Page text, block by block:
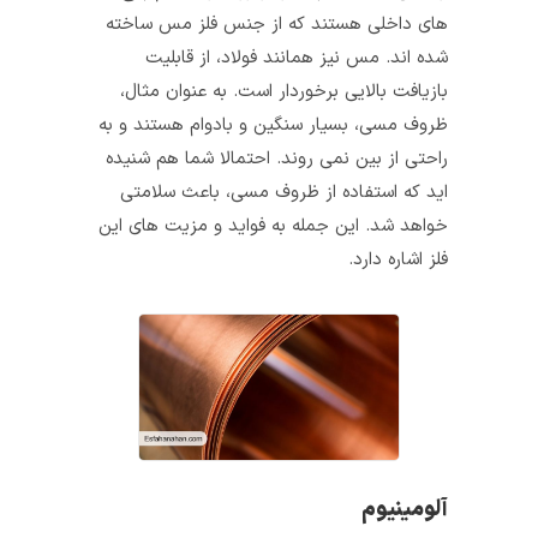
های داخلی هستند که از جنس فلز مس ساخته
شده‌ اند. مس نیز همانند فولاد، از قابلیت
بازیافت بالایی برخوردار است. به عنوان مثال،
ظروف مسی، بسیار سنگین و بادوام هستند و به
راحتی از بین نمی‌ روند. احتمالا شما هم شنیده
اید که استفاده از ظروف مسی، باعث سلامتی
خواهد شد. این جمله به فواید و مزیت های این
فلز اشاره دارد.
آلومینیوم